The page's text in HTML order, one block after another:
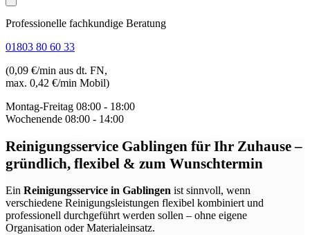
Professionelle fachkundige Beratung
01803 80 60 33
(0,09 €/min aus dt. FN,
max. 0,42 €/min Mobil)
Montag-Freitag 08:00 - 18:00
Wochenende 08:00 - 14:00
Reinigungsservice Gablingen für Ihr Zuhause –
gründlich, flexibel & zum Wunschtermin
Ein Reinigungsservice in Gablingen ist sinnvoll, wenn
verschiedene Reinigungsleistungen flexibel kombiniert und
professionell durchgeführt werden sollen – ohne eigene
Organisation oder Materialeinsatz.